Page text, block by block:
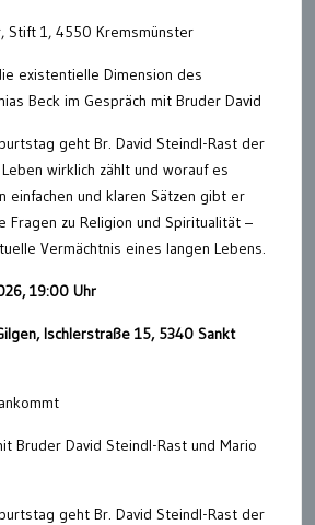
Stift 1, 4550 Kremsmünster
existentielle Dimension des
Beck im Gespräch mit Bruder David
geht Br. David Steindl-Rast der
wirklich zählt und worauf es
einfachen und klaren Sätzen gibt er
Fragen zu Religion und Spiritualität –
Vermächtnis eines langen Lebens.
19:00 Uhr
Ischlerstraße 15, 5340 Sankt
Bruder David Steindl-Rast und Mario
geht Br. David Steindl-Rast der